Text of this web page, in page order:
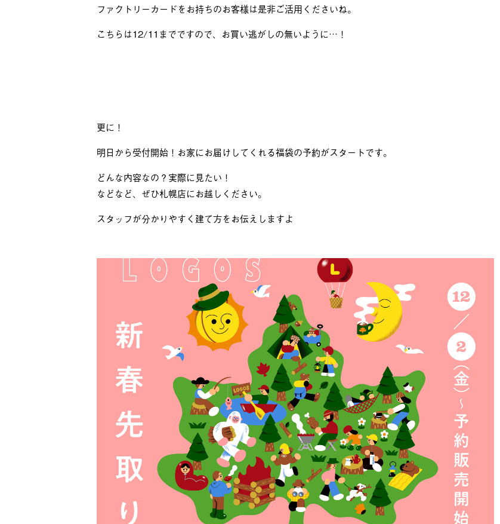
ファクトリーカードをお持ちのお客様は是非ご活用くださいね。
こちらは12/11までですので、お買い逃がしの無いように…！
更に！
明日から受付開始！お家にお届けしてくれる福袋の予約がスタートです。
どんな内容なの？実際に見たい！
などなど、ぜひ札幌店にお越しください。
スタッフが分かりやすく建て方をお伝えしますよ